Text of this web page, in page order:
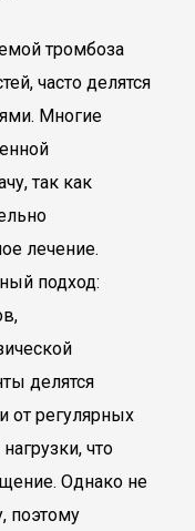
тромбоза
часто делятся
Многие
так как
лечение.
подход:
делятся
от регулярных
что
Однако не
поэтому